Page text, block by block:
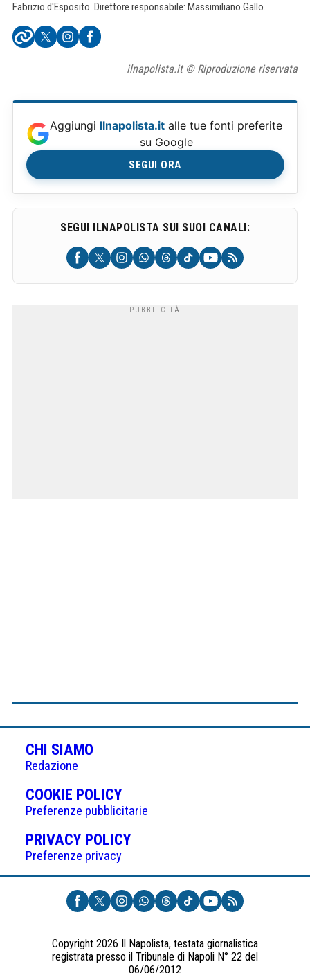
Fabrizio d'Esposito. Direttore responsabile: Massimiliano Gallo.
ilnapolista.it © Riproduzione riservata
Aggiungi Ilnapolista.it alle tue fonti preferite
su Google
SEGUI ORA
SEGUI ILNAPOLISTA SUI SUOI CANALI:
CHI SIAMO
Redazione
COOKIE POLICY(APRE
IN
UNA
NUOVA
Preferenze pubblicitarie
PRIVACY POLICY(APRE
UNA
NUOVA
SCHEDA)
Preferenze privacy
Copyright 2026 Il Napolista, testata giornalistica
registrata presso il Tribunale di Napoli N° 22 del
06/06/2012